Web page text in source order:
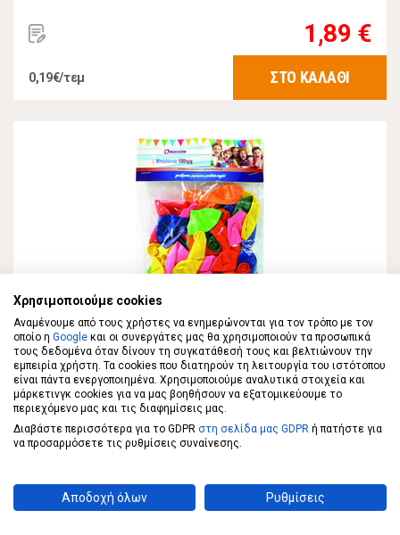
1,89 €
0,19€/τεμ ΣΤΟ ΚΑΛΑΘΙ
ECONOMY
ECONOMY Μπαλόνια 100τεμ.
3,99 €
Χρησιμοποιούμε cookies
Αναμένουμε από τους χρήστες να ενημερώνονται για τον τρόπο με τον
οποίο η Google και οι συνεργάτες μας θα χρησιμοποιούν τα προσωπικά
τους δεδομένα όταν δίνουν τη συγκατάθεσή τους και βελτιώνουν την
εμπειρία χρήστη. Τα cookies που διατηρούν τη λειτουργία του ιστότοπου
είναι πάντα ενεργοποιημένα. Χρησιμοποιούμε αναλυτικά στοιχεία και
μάρκετινγκ cookies για να μας βοηθήσουν να εξατομικεύουμε το
περιεχόμενο μας και τις διαφημίσεις μας.
Διαβάστε περισσότερα για το GDPR στη σελίδα μας GDPR ή πατήστε για
να προσαρμόσετε τις ρυθμίσεις συναίνεσης.
Αποδοχή όλων Ρυθμίσεις